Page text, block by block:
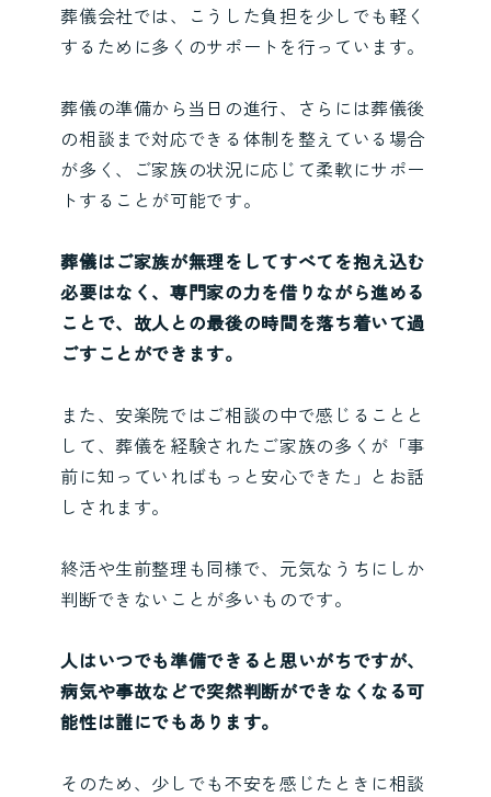
葬儀会社では、こうした負担を少しでも軽く
するために多くのサポートを行っています。
葬儀の準備から当日の進行、さらには葬儀後
の相談まで対応できる体制を整えている場合
が多く、ご家族の状況に応じて柔軟にサポー
トすることが可能です。
葬儀はご家族が無理をしてすべてを抱え込む
必要はなく、専門家の力を借りながら進める
ことで、故人との最後の時間を落ち着いて過
ごすことができます。
また、安楽院ではご相談の中で感じることと
して、葬儀を経験されたご家族の多くが「事
前に知っていればもっと安心できた」とお話
しされます。
終活や生前整理も同様で、元気なうちにしか
判断できないことが多いものです。
人はいつでも準備できると思いがちですが、
病気や事故などで突然判断ができなくなる可
能性は誰にでもあります。
そのため、少しでも不安を感じたときに相談